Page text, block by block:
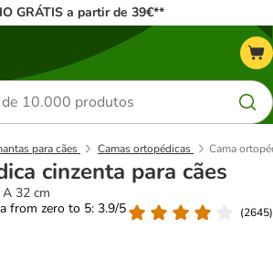
GRÁTIS a partir de 39€**
para cães Camas ortopédicas Cama
cinzenta para cães
32 cm
from zero to 5: 3.9/5
(2645)